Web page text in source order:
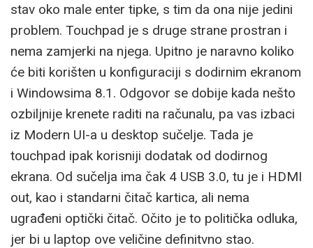
stav oko male enter tipke, s tim da ona nije jedini
problem. Touchpad je s druge strane prostran i
nema zamjerki na njega. Upitno je naravno koliko
će biti korišten u konfiguraciji s dodirnim ekranom
i Windowsima 8.1. Odgovor se dobije kada nešto
ozbiljnije krenete raditi na računalu, pa vas izbaci
iz Modern UI-a u desktop sučelje. Tada je
touchpad ipak korisniji dodatak od dodirnog
ekrana. Od sučelja ima čak 4 USB 3.0, tu je i HDMI
out, kao i standarni čitač kartica, ali nema
ugrađeni optički čitač. Očito je to politička odluka,
jer bi u laptop ove veličine definitvno stao.